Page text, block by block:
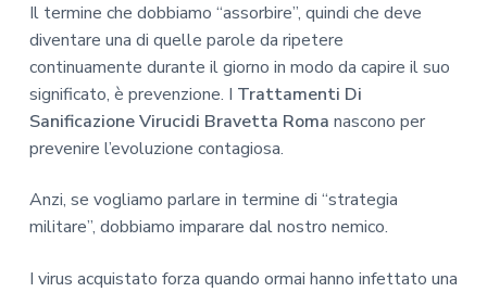
Il termine che dobbiamo “assorbire”, quindi che deve
diventare una di quelle parole da ripetere
continuamente durante il giorno in modo da capire il suo
significato, è prevenzione. I Trattamenti Di
Sanificazione Virucidi Bravetta Roma nascono per
prevenire l’evoluzione contagiosa.
Anzi, se vogliamo parlare in termine di “strategia
militare”, dobbiamo imparare dal nostro nemico.
I virus acquistato forza quando ormai hanno infettato una